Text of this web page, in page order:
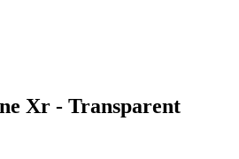
Xr - Transparent